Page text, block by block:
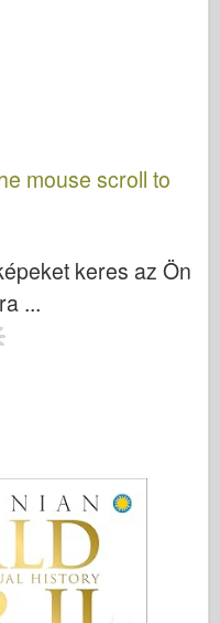
mouse scroll to
keres az Ön
...